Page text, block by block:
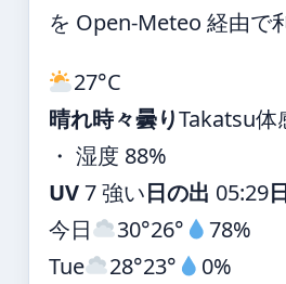
を Open-Meteo 経由で
27°C
晴れ時々曇りTakatsu体
・ 湿度 88%
UV7 強い日の出 05:29
今日
30°26°
78%
Tue
28°23°
0%